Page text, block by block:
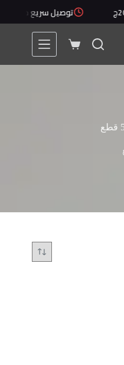
توصيل سريع خلال 1 - 5 أيام
عربة